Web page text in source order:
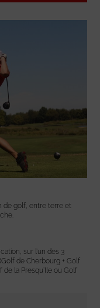
de golf, entre terre et
sur l’un des 3
de Cherbourg + Golf
la Presqu’Ile ou Golf